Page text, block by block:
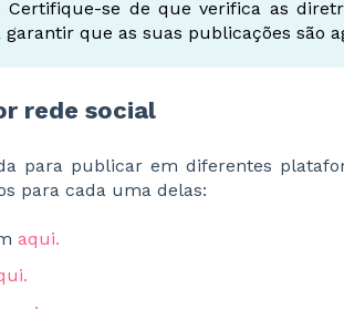
Certifique-se de que verifica as
garantir que as suas publicações são
rede social
para publicar em diferentes
para cada uma delas:
aqui.